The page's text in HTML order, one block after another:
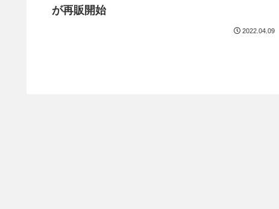
が再販開始
2022.04.09